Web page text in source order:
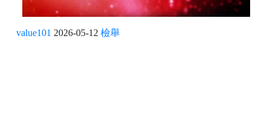
value101 2026-05-12 檢舉